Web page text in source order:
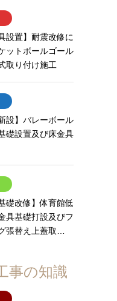
設置】耐震改修に
ットボールゴール
取り付け施工
設】バレーボール
礎設置及び床金具
礎改修】体育館低
具基礎打設及びフ
張替え上蓋取…
事の知識